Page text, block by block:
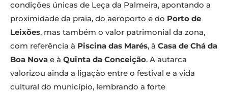
condições únicas de Leça da Palmeira, apontando a
proximidade da praia, do aeroporto e do Porto de
Leixões, mas também o valor patrimonial da zona,
com referência à Piscina das Marés, à Casa de Chá da
Boa Nova e à Quinta da Conceição. A autarca
valorizou ainda a ligação entre o festival e a vida
cultural do município, lembrando a forte